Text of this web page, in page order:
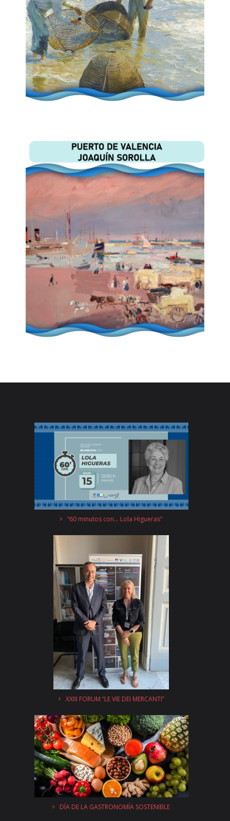
“60 minutos con… Lola Higueras”
XXIII FORUM “LE VIE DEI MERCANTI”
DÍA DE LA GASTRONOMÍA SOSTENIBLE